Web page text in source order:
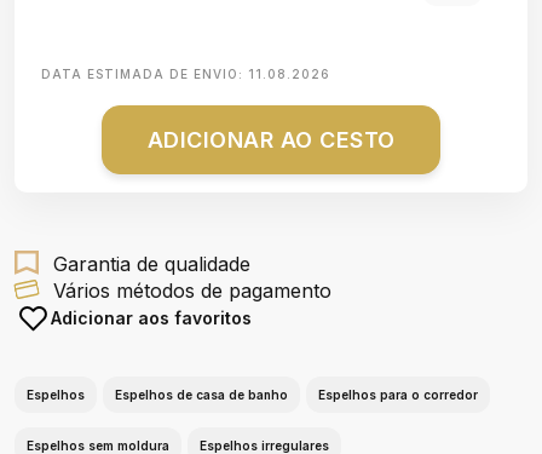
DATA ESTIMADA DE ENVIO: 11.08.2026
ADICIONAR AO CESTO
Garantia de qualidade
Vários métodos de pagamento
Adicionar aos favoritos
Espelhos Espelhos de casa de banho Espelhos para o corredor
Espelhos sem moldura Espelhos irregulares